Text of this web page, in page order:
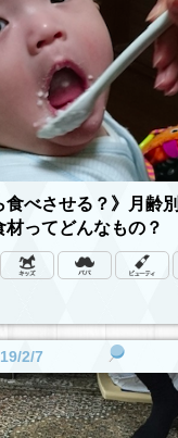
食べさせる？》月齢
材ってどんなもの？
2/7